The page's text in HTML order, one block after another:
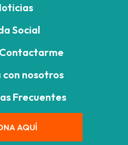
Social
con nosotros
Frecuentes
AQUÍ